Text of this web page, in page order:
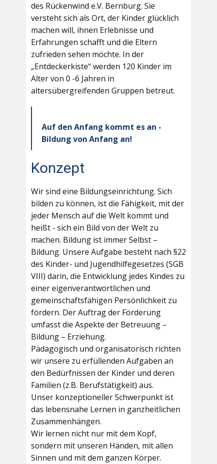
des Rückenwind e.V. Bernburg. Sie
versteht sich als Ort, der Kinder glücklich
machen will, ihnen Erlebnisse und
Erfahrungen schafft und die Eltern
zufrieden sehen möchte. In der
„Entdeckerkiste“ werden 120 Kinder im
Alter von 0 -6 Jahren in
altersübergreifenden Gruppen betreut.
Auf den Anfang kommt es an -
Bildung von Anfang an!
Konzept
Wir sind eine Bildungseinrichtung. Sich
bilden zu können, ist die Fähigkeit, mit der
jeder Mensch auf die Welt kommt und
heißt - sich ein Bild von der Welt zu
machen. Bildung ist immer Selbst –
Bildung. Unsere Aufgabe besteht nach §22
des Kinder- und Jugendhilfegesetzes (SGB
VIII) darin, die Entwicklung jedes Kindes zu
einer eigenverantwortlichen und
gemeinschaftsfähigen Persönlichkeit zu
fördern. Der Auftrag der Förderung
umfasst die Aspekte der Betreuung –
Bildung – Erziehung.
Pädagogisch und organisatorisch richten
wir unsere zu erfüllenden Aufgaben an
den Bedürfnissen der Kinder und deren
Familien (z.B. Berufstätigkeit) aus.
Unser konzeptioneller Schwerpunkt ist
das lebensnahe Lernen in ganzheitlichen
Zusammenhängen.
Wir lernen nicht nur mit dem Kopf,
sondern mit unseren Händen, mit allen
Sinnen und mit dem ganzen Körper.